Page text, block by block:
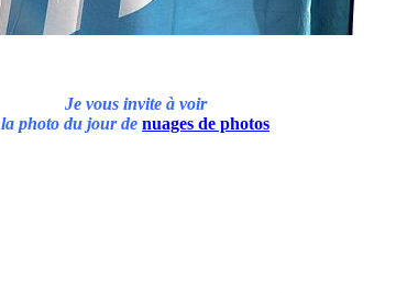
Je vous invite à voir
la photo du jour de nuages de photos